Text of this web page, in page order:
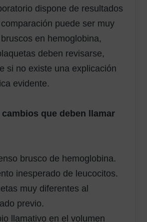
dispone de resultados
puede ser muy
en hemoglobina,
deben revisarse,
si no existe una explicación
evidente.
que deben llamar
brusco de hemoglobina.
inesperado de leucocitos.
muy diferentes al
previo.
llamativo en el volumen